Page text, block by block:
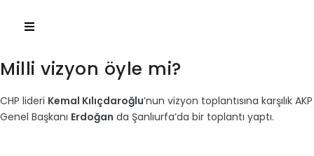
Milli vizyon öyle mi?
CHP lideri Kemal Kılıçdaroğlu’nun vizyon toplantısına karşılık AKP
Genel Başkanı Erdoğan da Şanlıurfa’da bir toplantı yaptı.